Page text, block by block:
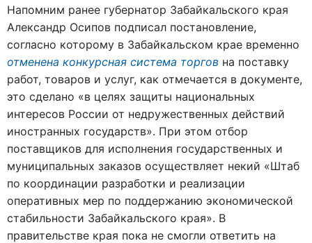
Напомним ранее губернатор Забайкальского края
Александр Осипов подписал постановление,
согласно которому в Забайкальском крае временно
отменена конкурсная система торгов на поставку
работ, товаров и услуг, как отмечается в документе,
это сделано «в целях защиты национальных
интересов России от недружественных действий
иностранных государств». При этом отбор
поставщиков для исполнения государственных и
муниципальных заказов осуществляет некий «Штаб
по координации разработки и реализации
оперативных мер по поддержанию экономической
стабильности Забайкальского края». В
правительстве края пока не смогли ответить на